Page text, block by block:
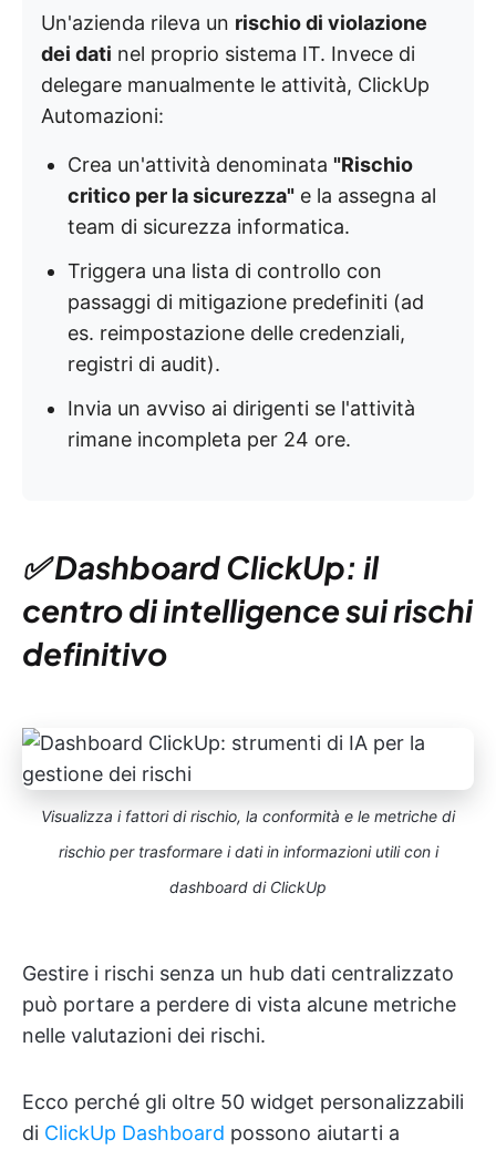
Un'azienda rileva un rischio di violazione
dei dati nel proprio sistema IT. Invece di
delegare manualmente le attività, ClickUp
Automazioni:
Crea un'attività denominata "Rischio
critico per la sicurezza" e la assegna al
team di sicurezza informatica.
Triggera una lista di controllo con
passaggi di mitigazione predefiniti (ad
es. reimpostazione delle credenziali,
registri di audit).
Invia un avviso ai dirigenti se l'attività
rimane incompleta per 24 ore.
✅ Dashboard ClickUp: il
centro di intelligence sui rischi
definitivo
Visualizza i fattori di rischio, la conformità e le metriche di
rischio per trasformare i dati in informazioni utili con i
dashboard di ClickUp
Gestire i rischi senza un hub dati centralizzato
può portare a perdere di vista alcune metriche
nelle valutazioni dei rischi.
Ecco perché gli oltre 50 widget personalizzabili
di ClickUp Dashboard possono aiutarti a